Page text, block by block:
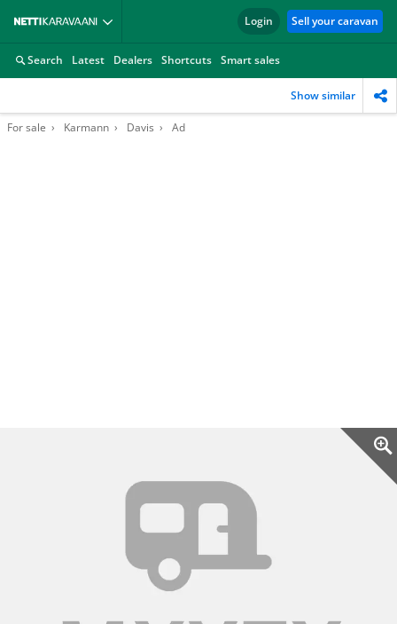
Login Sell your caravan
Search Latest Dealers Shortcuts Smart sales
Show similar
For sale Karmann Davis Ad